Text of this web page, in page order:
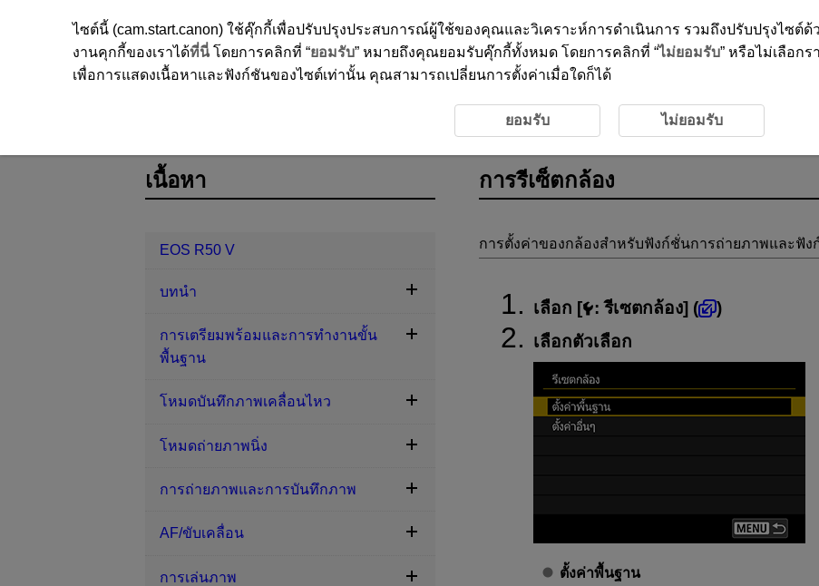
การรีเซ็ตกล้อง
การรีเซ็ตกล้อง
การตั้งค่าของกล้องสำหรับฟังก์ชั่นการถ่ายภาพและฟัง
เลือก [ :รีเซตกล้อง] (
)
เลือกตัวเลือก
ตั้งค่าพื้นฐาน
เนื้อหา
EOS R50 V
บทนำ
การเตรียมพร้อมและการทำงานขั้น
พื้นฐาน
โหมดบันทึกภาพเคลื่อนไหว
โหมดถ่ายภาพนิ่ง
การถ่ายภาพและการบันทึกภาพ
AF/ขับเคลื่อน
การเล่นภาพ
ไซต์นี้ (cam.start.canon) ใช้คุ๊กกี้เพื่อปรับปรุงประสบการณ์ผู้ใช้ของคุณและวิเคราะห์การดำเนินการ รวมถึงปรับปรุงไซต์
งานคุกกี้ของเราได้ที่นี่โดยการคลิกที่ “ยอมรับ” หมายถึงคุณยอมรับคุ๊กกี้ทั้งหมด โดยการคลิกที่ “ไม่ยอมรับ” หรือไม่เลือก
เพื่อการแสดงเนื้อหาและฟังก์ชันของไซต์เท่านั้น คุณสามารถเปลี่ยนการตั้งค่าเมื่อใดก็ได้
ยอมรับ ไม่ยอมรับ